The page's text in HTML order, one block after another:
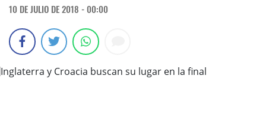
10 DE JULIO DE 2018 - 00:00